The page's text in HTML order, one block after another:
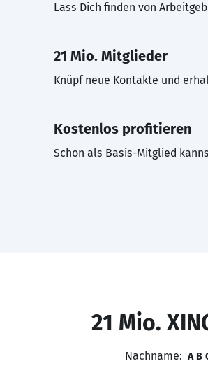
Lass Dich finden von
21 Mio. Mitglieder
Knüpf neue Kontakte und
Kostenlos profitieren
Schon als Basis-Mitglied
21 Mio.
Nachname: A B